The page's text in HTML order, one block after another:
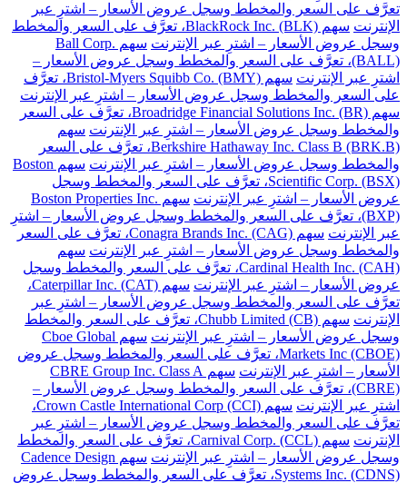
تعرَّف على السعر والمخطط وسجل عروض الأسعار – اشترِ عبر
الإنترنت
سهم BlackRock Inc. (BLK)، تعرَّف على السعر والمخطط
وسجل عروض الأسعار – اشترِ عبر الإنترنت
سهم Ball Corp.
(BALL)، تعرَّف على السعر والمخطط وسجل عروض الأسعار –
اشترِ عبر الإنترنت
سهم Bristol-Myers Squibb Co. (BMY)، تعرَّف
على السعر والمخطط وسجل عروض الأسعار – اشترِ عبر الإنترنت
سهم Broadridge Financial Solutions Inc. (BR)، تعرَّف على السعر
والمخطط وسجل عروض الأسعار – اشترِ عبر الإنترنت سهم
Berkshire Hathaway Inc. Class B (BRK.B)، تعرَّف على السعر
والمخطط وسجل عروض الأسعار – اشترِ عبر الإنترنت
سهم Boston
Scientific Corp. (BSX)، تعرَّف على السعر والمخطط وسجل
عروض الأسعار – اشترِ عبر الإنترنت
سهم Boston Properties Inc.
(BXP)، تعرَّف على السعر والمخطط وسجل عروض الأسعار – اشترِ
عبر الإنترنت
سهم Conagra Brands Inc. (CAG)، تعرَّف على السعر
والمخطط وسجل عروض الأسعار – اشترِ عبر الإنترنت سهم
Cardinal Health Inc. (CAH)، تعرَّف على السعر والمخطط وسجل
عروض الأسعار – اشترِ عبر الإنترنت
سهم Caterpillar Inc. (CAT)،
تعرَّف على السعر والمخطط وسجل عروض الأسعار – اشترِ عبر
الإنترنت
سهم Chubb Limited (CB)، تعرَّف على السعر والمخطط
وسجل عروض الأسعار – اشترِ عبر الإنترنت
سهم Cboe Global
Markets Inc (CBOE)، تعرَّف على السعر والمخطط وسجل عروض
الأسعار – اشترِ عبر الإنترنت
سهم CBRE Group Inc. Class A
(CBRE)، تعرَّف على السعر والمخطط وسجل عروض الأسعار –
اشترِ عبر الإنترنت
سهم Crown Castle International Corp (CCI)،
تعرَّف على السعر والمخطط وسجل عروض الأسعار – اشترِ عبر
الإنترنت
سهم Carnival Corp. (CCL)، تعرَّف على السعر والمخطط
وسجل عروض الأسعار – اشترِ عبر الإنترنت
سهم Cadence Design
Systems Inc. (CDNS)، تعرَّف على السعر والمخطط وسجل عروض